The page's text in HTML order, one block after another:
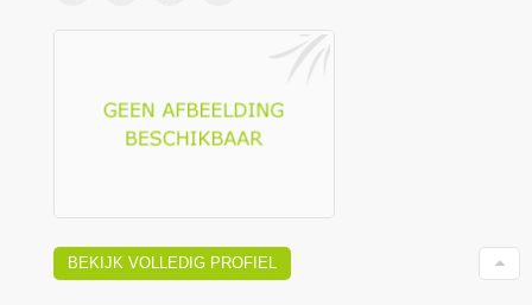
BEKIJK VOLLEDIG PROFIEL